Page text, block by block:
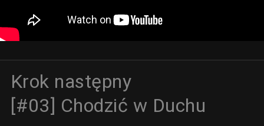
Krok następny
[#03] Chodzić w Duchu